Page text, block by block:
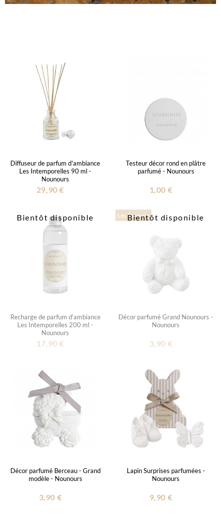
Diffuseur de parfum d'ambiance
Les Intemporelles 90 ml -
Nounours
29,90 €
Testeur décor rond en plâtre
parfumé - Nounours
1,00 €
Bientôt disponible
Recharge de parfum d'ambiance
Les Intemporelles 200 ml -
Nounours
17,90 €
Bientôt disponible
Les Favoris
Décor parfumé Grand Nounours -
Nounours
3,90 €
Décor parfumé Berceau - Grand
modèle - Nounours
3,90 €
Lapin Surprises parfumées -
Nounours
9,90 €